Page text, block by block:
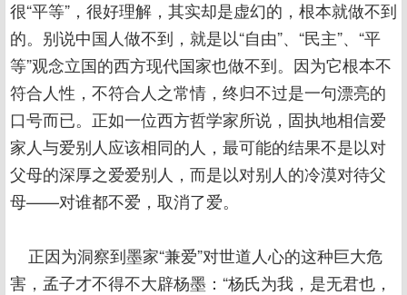
很“平等”，很好理解，其实却是虚幻的，根本就做不到
的。别说中国人做不到，就是以“自由”、“民主”、“平
等”观念立国的西方现代国家也做不到。因为它根本不
符合人性，不符合人之常情，终归不过是一句漂亮的
口号而已。正如一位西方哲学家所说，固执地相信爱
家人与爱别人应该相同的人，最可能的结果不是以对
父母的深厚之爱爱别人，而是以对别人的冷漠对待父
母——对谁都不爱，取消了爱。
正因为洞察到墨家“兼爱”对世道人心的这种巨大危
害，孟子才不得不大辟杨墨：“杨氏为我，是无君也，